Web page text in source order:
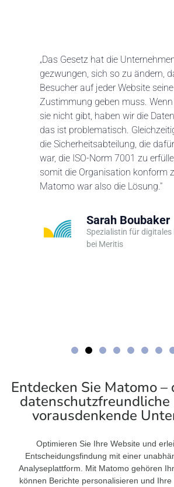
„Das Gesetz hat die
gezwungen, sich so zu ändern,
Besucher auf jeder Website seine
Zustimmung geben muss. Wenn
sie nicht gibt, haben wir die
das ist problematisch.
die Sicherheitsabteilung, die
war, die ISO-Norm 7001 zu
somit die Organisation konform
Matomo war also die Lösung."
Sarah Boubaker
Spezialistin für digitales
bei Meritis
Entdecken Sie Matomo –
vorausdenkende
Optimieren Sie Ihre Website und
Entscheidungsfindung mit einer
Analyseplattform. Mit Matomo gehören
können Berichte personalisieren und